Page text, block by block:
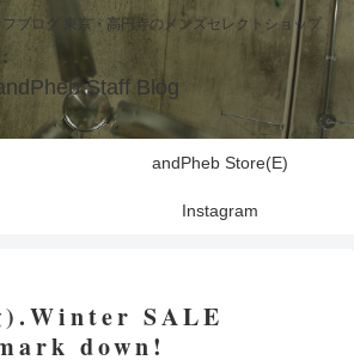
フブログ 東京・高円寺のメンズセレクトショップ
Staff Blog
andPheb Store(E)
Instagram
).Winter SALE
down!